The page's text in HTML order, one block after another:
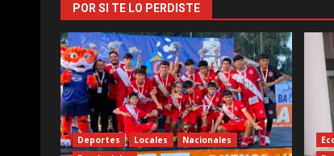
POR SI TE LO PERDISTE
Deportes Locales
Nacionales